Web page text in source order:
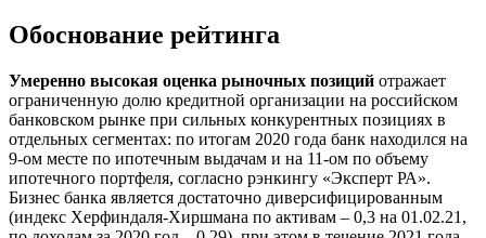
Обоснование рейтинга
Умеренно высокая оценка рыночных позиций отражает
ограниченную долю кредитной организации на российском
банковском рынке при сильных конкурентных позициях в
отдельных сегментах: по итогам 2020 года банк находился на
9-ом месте по ипотечным выдачам и на 11-ом по объему
ипотечного портфеля, согласно рэнкингу «Эксперт РА».
Бизнес банка является достаточно диверсифицированным
(индекс Херфиндаля-Хиршмана по активам – 0,3 на 01.02.21,